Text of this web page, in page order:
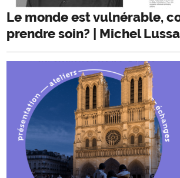
Le monde est vulnérable,
prendre soin? | Michel